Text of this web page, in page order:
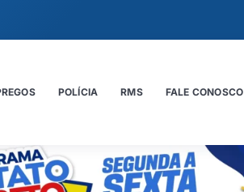
POLÍCIA RMS FALE CONOSCO